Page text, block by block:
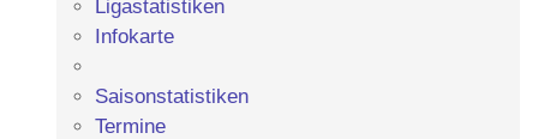
Ligastatistiken
Infokarte
Saisonstatistiken
Termine